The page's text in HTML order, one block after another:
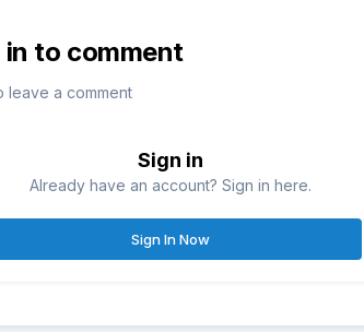
to comment
leave a comment
Sign in
Already have an account? Sign in here.
Sign In Now